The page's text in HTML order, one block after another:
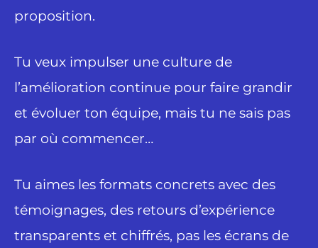
proposition.
Tu veux impulser une culture de
l’amélioration continue pour faire grandir
et évoluer ton équipe, mais tu ne sais pas
par où commencer…
Tu aimes les formats concrets avec des
témoignages, des retours d’expérience
transparents et chiffrés, pas les écrans de